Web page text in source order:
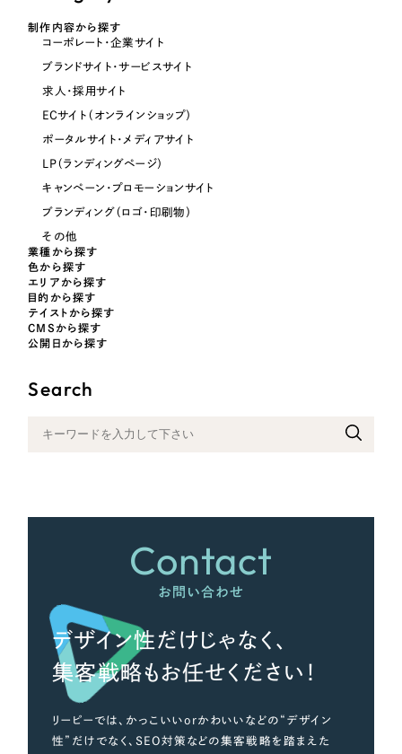
オレンジ・橙色
イエロー・黄色
ピンク・桃色
カラフル・多色
制作内容から探す
コーポレート・企業サイト
ブランドサイト・サービスサイト
求人・採用サイト
ECサイト（オンラインショップ）
ポータルサイト・メディアサイト
LP（ランディングページ）
キャンペーン・プロモーションサイト
ブランディング（ロゴ・印刷物）
その他
業種から探す
色から探す
エリアから探す
目的から探す
テイストから探す
CMSから探す
公開日から探す
Search
Contact
お問い合わせ
デザイン性だけじゃなく、
集客戦略もお任せください！
リーピーでは、かっこいいorかわいいなどの“デザイン
性”だけでなく、SEO対策などの集客戦略を踏まえた